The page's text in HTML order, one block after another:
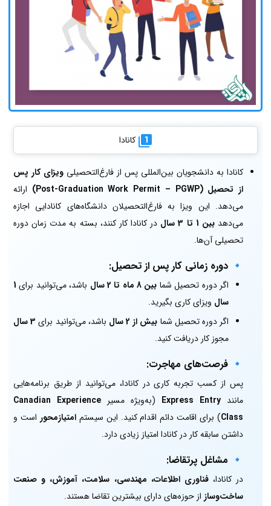
کانادا
کانادا به دانشجویان بین‌المللی پس از فارغ‌التحصیلی ویزای کار پس
از تحصیل (Post-Graduation Work Permit – PGWP)
ارائه
می‌دهد. این ویزا به فارغ‌التحصیلان دانشگاه‌های کانادایی اجازه
می‌دهدبین 1 تا 3 سال
در کانادا کار کنند، بسته به مدت زمان دوره
تحصیلی آن‌ها.
🔹 دوره زمانی کار پس از تحصیل:
اگر دوره تحصیل شما بین 8 ماه تا 2 سال باشد، می‌توانید برای 1
سال ویزای کاری بگیرید.
اگر دوره تحصیل شما بیش از 2 سال باشد، می‌توانید برای 3 سال
مجوز کار دریافت کنید.
🔹 فرصت‌های مهاجرت:
پس از کسب تجربه کاری در کانادا، می‌توانید از طریق برنامه‌هایی
مانند Express Entry (به‌ویژه مسیر Canadian Experience
Class) برای اقامت دائم اقدام کنید. این سیستمامتیازمحور است و
داشتن سابقه کار در کانادا امتیاز زیادی دارد.
🔹 مشاغل پرتقاضا:
در کانادا،فناوری اطلاعات، مهندسی، سلامت، آموزش، و صنعت
ساخت‌وساز از حوزه‌های دارای بیشترین تقاضا هستند.